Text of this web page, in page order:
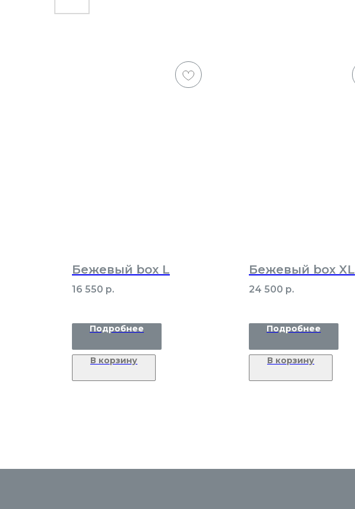
Бежевый box L
16 550 р.
Подробнее
В корзину
Бежевый box XL
24 500 р.
Подробнее
В корзину